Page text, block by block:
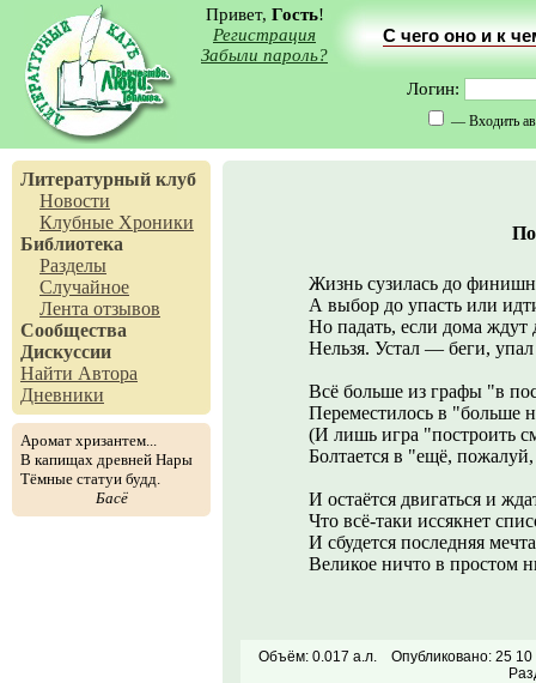
Привет, Гость!
Регистрация
Забыли пароль?
С чего оно и к
Логин:
— Входить
Литературный клуб
Новости
Клубные Хроники
Библиотека
Разделы
Случайное
Лента отзывов
Сообщества
Дискуссии
Найти Автора
Дневники
Аромат хризантем...
В капищах древней Нары
Тёмные статуи будд.
Басё
Жизнь сузилась до
А выбор до упасть или
Но падать, если дома ждут
Нельзя. Устал — беги,
Всё больше из графы "в
Переместилось в "больше
(И лишь игра "построить
Болтается в "ещё,
И остаётся двигаться и
Что всё-таки иссякнет
И сбудется последняя
Великое ничто в простом
Объём: 0.017 а.л.
Опубликовано: 25 10